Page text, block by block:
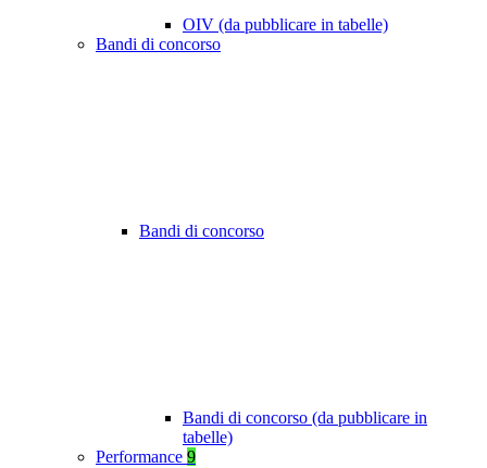
OIV (da pubblicare in tabelle)
Bandi di concorso
Bandi di concorso
Bandi di concorso (da pubblicare in
tabelle)
Performance 9